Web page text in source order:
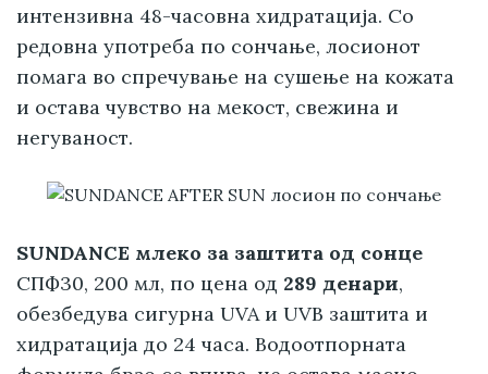
интензивна 48-часовна хидратација. Со
редовна употреба по сончање, лосионот
помага во спречување на сушење на кожата
и остава чувство на мекост, свежина и
негуваност.
SUNDANCE млеко за заштита од сонце
СПФ30, 200 мл, по цена од 289 денари,
обезбедува сигурна UVA и UVB заштита и
хидратација до 24 часа. Водоотпорната